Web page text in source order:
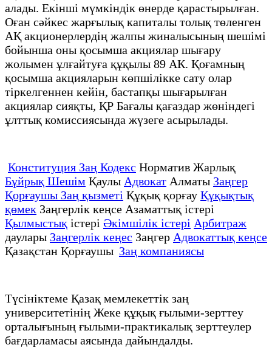
алады. Екінші мүмкіндік өнерде қарастырылған.
Оған сәйкес жарғылық капиталы толық төленген
АҚ акционерлердің жалпы жиналысының шешімі
бойынша оны қосымша акциялар шығару
жолымен ұлғайтуға құқылы 89 АК. Қоғамның
қосымша акцияларын көпшілікке сату олар
тіркелгеннен кейін, бастапқы шығарылған
акциялар сияқты, ҚР Бағалы қағаздар жөніндегі
ұлттық комиссиясында жүзеге асырылады.
Конституция Заң Кодекс Норматив Жарлық
Бұйрық Шешім Қаулы Адвокат Алматы Заңгер
Қорғаушы Заң қызметі Құқық қорғау Құқықтық
қөмек Заңгерлік кеңсе Азаматтық істері
Қылмыстық істері Әкімшілік істері Арбитраж
даулары Заңгерлік кеңес Заңгер Адвокаттық кеңсе
Қазақстан Қорғаушы Заң компаниясы
Түсініктеме Қазақ мемлекеттік заң
университетінің Жеке құқық ғылыми-зерттеу
орталығының ғылыми-практикалық зерттеулер
бағдарламасы аясында дайындалды.